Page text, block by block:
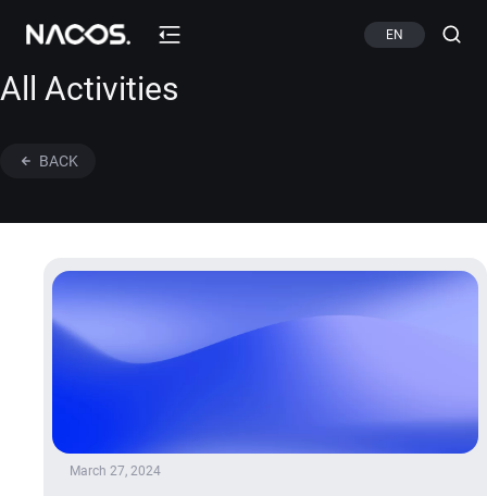
EN
All Activities
BACK
March 27, 2024